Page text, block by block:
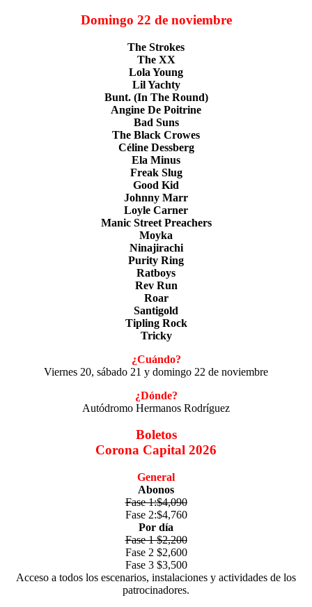
Domingo 22 de noviembre
The Strokes
The XX
Lola Young
Lil Yachty
Bunt. (In The Round)
Angine De Poitrine
Bad Suns
The Black Crowes
Céline Dessberg
Ela Minus
Freak Slug
Good Kid
Johnny Marr
Loyle Carner
Manic Street Preachers
Moyka
Ninajirachi
Purity Ring
Ratboys
Rev Run
Roar
Santigold
Tipling Rock
Tricky
¿Cuándo?
Viernes 20, sábado 21 y domingo 22 de noviembre
¿Dónde?
Autódromo Hermanos Rodríguez
Boletos
Corona Capital 2026
General
Abonos
Fase 1:$4,090
Fase 2:$4,760
Por día
Fase 1 $2,200
Fase 2 $2,600
Fase 3 $3,500
Acceso a todos los escenarios, instalaciones y actividades de los
patrocinadores.